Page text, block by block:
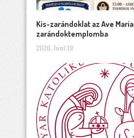
Kis-zarándoklat az Ave Maria
zarándoktemplomba
2026. Juni 19